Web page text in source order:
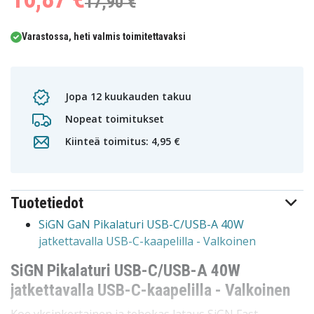
Varastossa, heti valmis toimitettavaksi
Jopa 12 kuukauden takuu
Nopeat toimitukset
Kiinteä toimitus: 4,95 €
Tuotetiedot
SiGN GaN Pikalaturi USB-C/USB-A 40W
jatkettavalla USB-C-kaapelilla - Valkoinen
SiGN Pikalaturi USB-C/USB-A 40W
jatkettavalla USB-C-kaapelilla - Valkoinen